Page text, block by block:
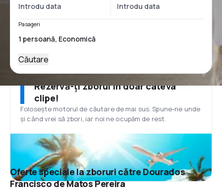
Pasageri
Căutare
Rezervă-ți zborul în doar câteva
clipe!
Folosește motorul de căutare de mai sus. Spune-ne unde
și când vrei să zbori, iar noi ne ocupăm de rest.
Oferte speciale la zboruri către Dourados
Francisco de Matos Pereira